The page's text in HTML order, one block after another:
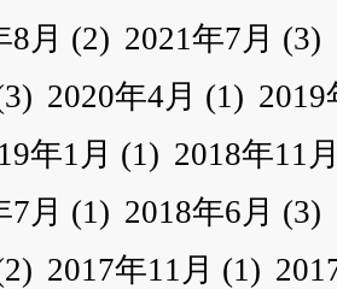
8月 (2) 2021年7月 (3)
2020年4月 (1) 2019
年1月 (1) 2018年11
7月 (1) 2018年6月 (3)
2017年11月 (1)